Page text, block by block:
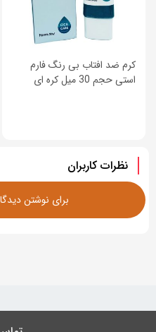
کرم ضد افتاب بی رنگ فارم
استی حجم 30 میل کره ای
نظرات کاربران
برای نوشتن